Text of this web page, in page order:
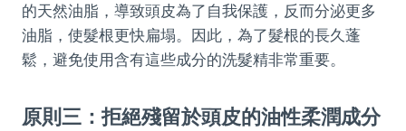
的天然油脂，導致頭皮為了自我保護，反而分泌更多
油脂，使髮根更快扁塌。因此，為了髮根的長久蓬
鬆，避免使用含有這些成分的洗髮精非常重要。
原則三：拒絕殘留於頭皮的油性柔潤成分